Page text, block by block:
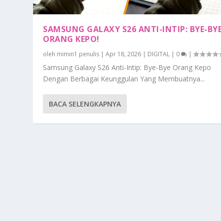
SAMSUNG GALAXY S26 ANTI-INTIP: BYE-
ORANG KEPO!
oleh mimin1 penulis |Apr 18, 2026 | DIGITAL | 0 |
Samsung Galaxy S26 Anti-Intip: Bye-Bye Orang Kepo
Dengan Berbagai Keunggulan Yang Membuatnya...
BACA SELENGKAPNYA